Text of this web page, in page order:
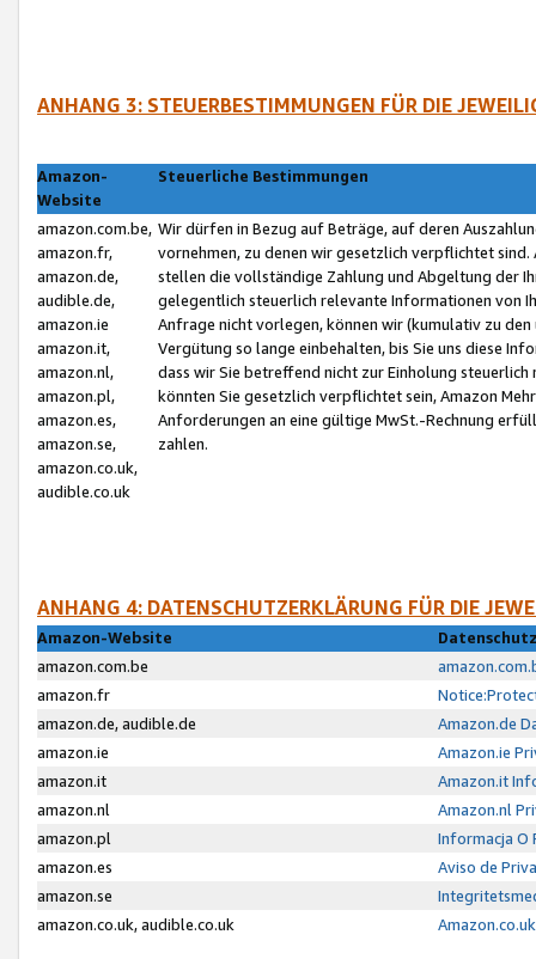
ANHANG 3: STEUERBESTIMMUNGEN FÜR DIE
Amazon-
Website
Steuerliche Bestimmungen
amazon.com.be,
amazon.fr,
amazon.de,
audible.de,
amazon.ie
amazon.it,
amazon.nl,
amazon.pl,
amazon.es,
amazon.se,
amazon.co.uk,
audible.co.uk
Wir dürfen in Bezug auf Beträge, auf deren
vornehmen, zu denen wir gesetzlich verpflichtet
stellen die vollständige Zahlung und Abgeltung der
gelegentlich steuerlich relevante Informationen von
Anfrage nicht vorlegen, können wir (kumulativ zu
Vergütung so lange einbehalten, bis Sie uns diese
dass wir Sie betreffend nicht zur Einholung
könnten Sie gesetzlich verpflichtet sein, Amazon
Anforderungen an eine gültige MwSt.-Rechnung
zahlen.
ANHANG 4: DATENSCHUTZERKLÄRUNG FÜR DIE
Amazon-Website
amazon.com.be
amazon.fr
amazon.de, audible.de
Amazon.de
amazon.ie
Amazon.ie
amazon.it
Amazon.it
amazon.nl
Amazon.nl
amazon.pl
Informacja O
amazon.es
Aviso de
amazon.se
amazon.co.uk, audible.co.uk